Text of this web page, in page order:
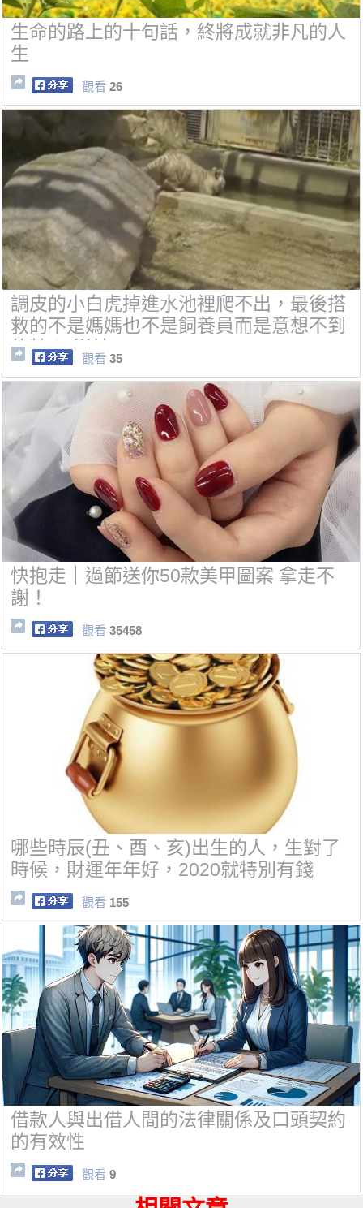
生命的路上的十句話，終將成就非凡的人
生
觀看 26
調皮的小白虎掉進水池裡爬不出，最後搭
救的不是媽媽也不是飼養員而是意想不到
的牠！(影片)
觀看 35
快抱走｜過節送你50款美甲圖案 拿走不
謝！
觀看 35458
哪些時辰(丑、酉、亥)出生的人，生對了
時候，財運年年好，2020就特別有錢
觀看 155
借款人與出借人間的法律關係及口頭契約
的有效性
觀看 9